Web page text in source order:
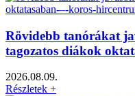
Rövidebb tanórákat
tagozatos diákok
2026.08.09.
Részletek +